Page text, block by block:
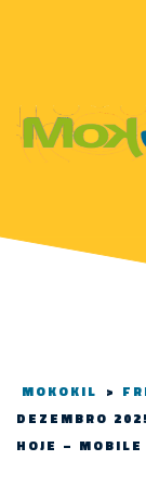
MOKOKIL >
DEZEMBRO
HOJE –